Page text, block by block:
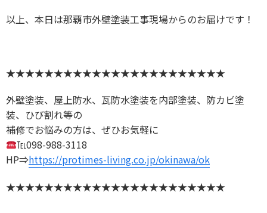
以上、本日は那覇市外壁塗装工事現場からのお届けです！
★★★★★★★★★★★★★★★★★★★★★★★
外壁塗装、屋上防水、瓦防水塗装を内部塗装、防カビ塗
装、ひび割れ等の
補修でお悩みの方は、ぜひお気軽に
℡098-988-3118
HP⇒https://protimes-living.co.jp/okinawa/ok
★★★★★★★★★★★★★★★★★★★★★★★